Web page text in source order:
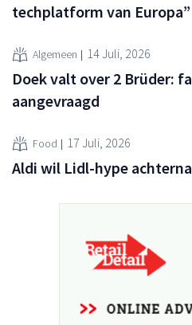
techplatform van Europa”
Algemeen 14 Juli, 2026
Doek valt over 2 Brüder:
aangevraagd
Food 17 Juli, 2026
Aldi wil Lidl-hype